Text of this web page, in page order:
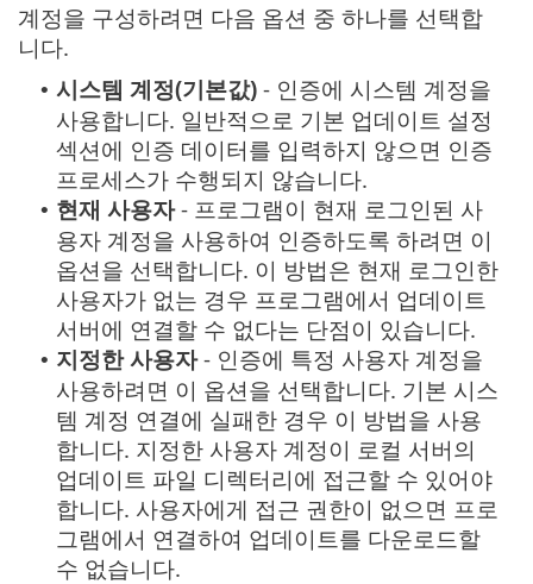
계정을 구성하려면 다음 옵션 중 하나를 선택합
니다.
• 시스템 계정(기본값) - 인증에 시스템 계정을
사용합니다. 일반적으로 기본 업데이트 설정
섹션에 인증 데이터를 입력하지 않으면 인증
프로세스가 수행되지 않습니다.
• 현재 사용자- 프로그램이 현재 로그인된 사
용자 계정을 사용하여 인증하도록 하려면 이
옵션을 선택합니다. 이 방법은 현재 로그인한
사용자가 없는 경우 프로그램에서 업데이트
서버에 연결할 수 없다는 단점이 있습니다.
• 지정한 사용자- 인증에 특정 사용자 계정을
사용하려면 이 옵션을 선택합니다. 기본 시스
템 계정 연결에 실패한 경우 이 방법을 사용
합니다. 지정한 사용자 계정이 로컬 서버의
업데이트 파일 디렉터리에 접근할 수 있어야
합니다. 사용자에게 접근 권한이 없으면 프로
그램에서 연결하여 업데이트를 다운로드할
수 없습니다.